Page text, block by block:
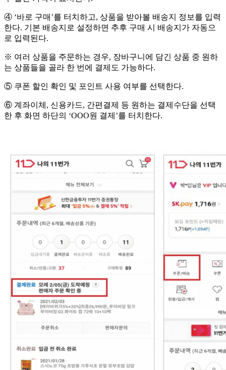
④ ‘바로 구매’를 터치하고, 상품을 받아볼 배송지 정보를 입력
한다. 기본 배송지로 설정하면 추후 구매 시 배송지가 자동으
로 입력된다.
※ 여러 상품을 주문하는 경우, 장바구니에 담긴 상품 중 원하
는 상품들을 골라 한 번에 결제도 가능하다.
⑤ 쿠폰 할인 확인 및 포인트 사용 여부를 선택한다.
⑥ 계좌이체, 신용카드, 간편결제 등 원하는 결제수단을 선택
한 후 화면 하단의 ‘OOO원 결제’를 터치한다.